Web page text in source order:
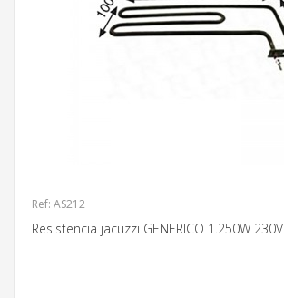
Ref: AS212
Resistencia jacuzzi GENERICO 1.250W 230V